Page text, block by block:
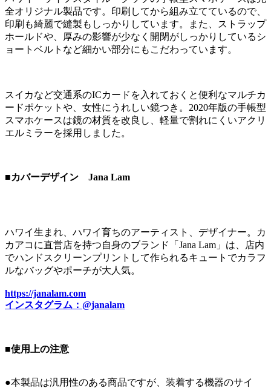
全オリジナル製品です。印刷してから組み立てているので、
印刷も綺麗で縫製もしっかりしています。また、ストラップ
ホールドや、厚みの影響が少なく開閉がしっかりしているシ
ョートベルトなど細かい部分にもこだわっています。
スイカなど交通系のICカードを入れておくと便利なマルチカ
ードポケットや、女性にうれしい鏡つき。2020年版の手帳型
スマホケースは鏡の材質を改良し、軽量で割れにくいアクリ
エルミラーを採用しました。
■カバーデザイン Jana Lam
ハワイ生まれ、ハワイ育ちのアーティスト、デザイナー。カ
カアコに直営店を持つ自身のブランド「Jana Lam」は、店内
でハンドスクリーンプリントして作られるキュートでカラフ
ルなバッグやポーチが大人気。
https://janalam.com
インスタグラム：@janalam
■使用上の注意
●本製品は汎用性のある商品ですが、装着する機器のサイ